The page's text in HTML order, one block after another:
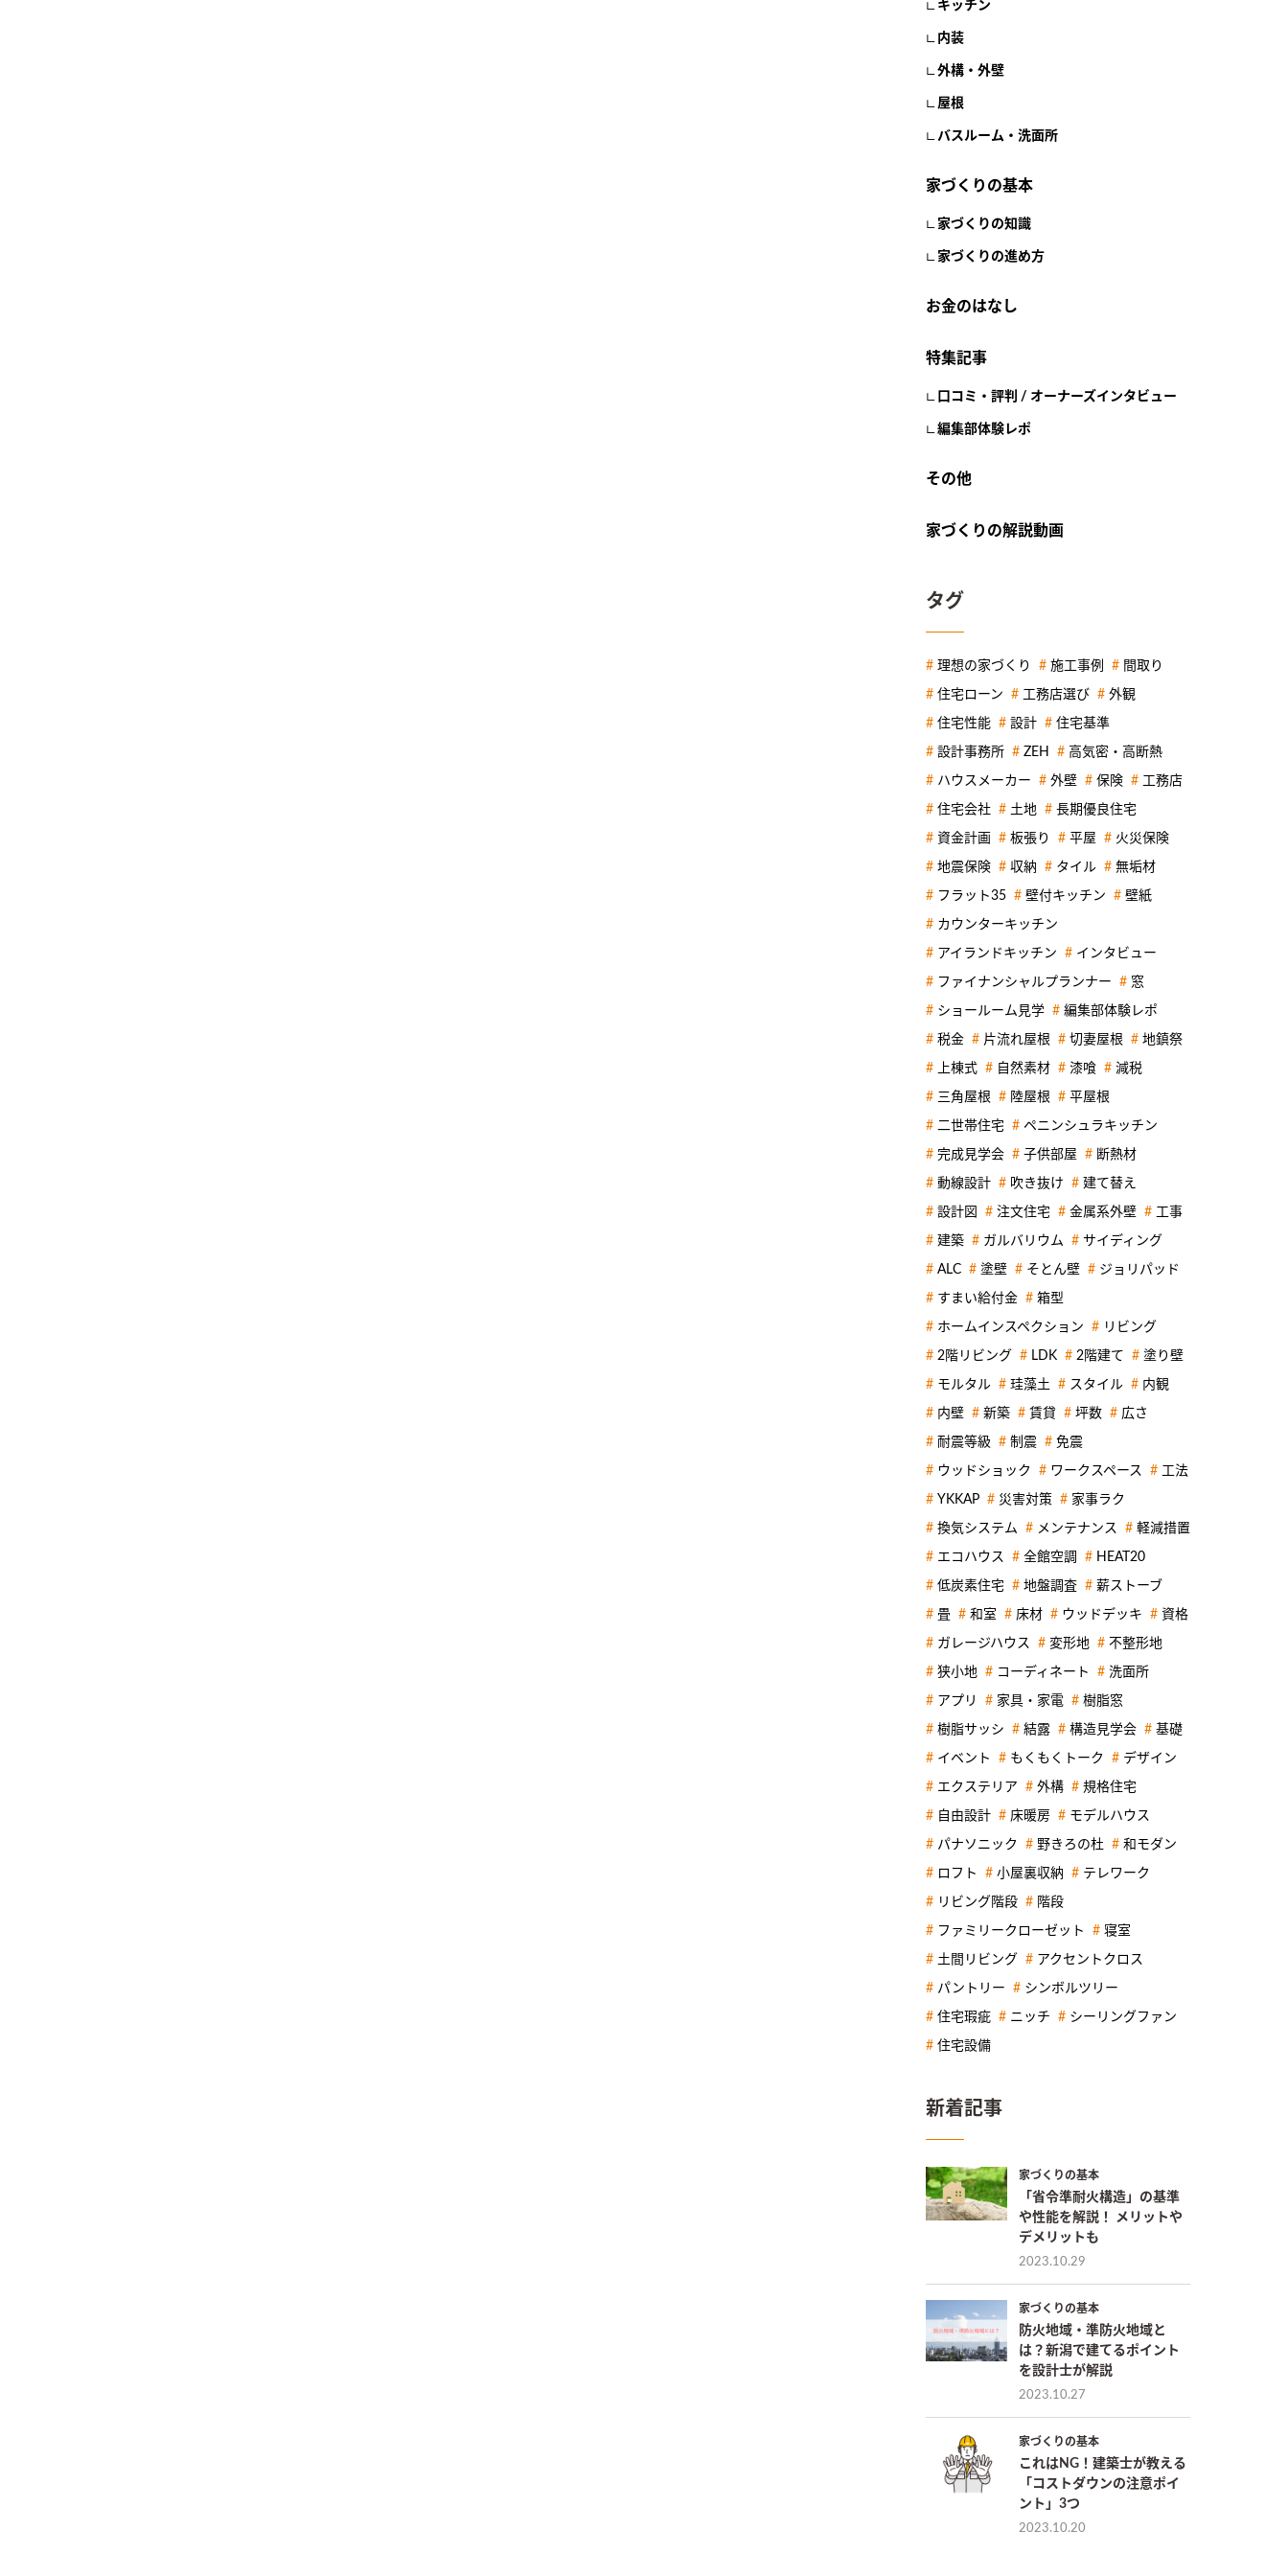
キッチン
内装
外構・外壁
屋根
バスルーム・洗面所
家づくりの基本
家づくりの知識
家づくりの進め方
お金のはなし
特集記事
口コミ・評判 / オーナーズインタビュー
編集部体験レポ
その他
家づくりの解説動画
タグ
理想の家づくり 施工事例 間取り
住宅ローン 工務店選び 外観
住宅性能 設計 住宅基準
設計事務所 ZEH 高気密・高断熱
ハウスメーカー 外壁 保険 工務店
住宅会社 土地 長期優良住宅
資金計画 板張り 平屋 火災保険
地震保険 収納 タイル 無垢材
フラット35 壁付キッチン 壁紙
カウンターキッチン
アイランドキッチン インタビュー
ファイナンシャルプランナー 窓
ショールーム見学 編集部体験レポ
税金 片流れ屋根 切妻屋根 地鎮祭
上棟式 自然素材 漆喰 減税
三角屋根 陸屋根 平屋根
二世帯住宅 ペニンシュラキッチン
完成見学会 子供部屋 断熱材
動線設計 吹き抜け 建て替え
設計図 注文住宅 金属系外壁 工事
建築 ガルバリウム サイディング
ALC 塗壁 そとん壁 ジョリパッド
すまい給付金 箱型
ホームインスペクション リビング
2階リビング LDK 2階建て 塗り壁
モルタル 珪藻土 スタイル 内観
内壁 新築 賃貸 坪数 広さ
耐震等級 制震 免震
ウッドショック ワークスペース 工法
YKKAP 災害対策 家事ラク
換気システム メンテナンス 軽減措置
エコハウス 全館空調 HEAT20
低炭素住宅 地盤調査 薪ストーブ
畳 和室 床材 ウッドデッキ 資格
ガレージハウス 変形地 不整形地
狭小地 コーディネート 洗面所
アプリ 家具・家電 樹脂窓
樹脂サッシ 結露 構造見学会 基礎
イベント もくもくトーク デザイン
エクステリア 外構 規格住宅
自由設計 床暖房 モデルハウス
パナソニック 野きろの杜 和モダン
ロフト 小屋裏収納 テレワーク
リビング階段 階段
ファミリークローゼット 寝室
土間リビング アクセントクロス
パントリー シンボルツリー
住宅瑕疵 ニッチ シーリングファン
住宅設備
新着記事
家づくりの基本
「省令準耐火構造」の基準
や性能を解説！ メリットや
デメリットも
2023.10.29
家づくりの基本
防火地域・準防火地域と
は？新潟で建てるポイント
を設計士が解説
2023.10.27
家づくりの基本
これはNG！建築士が教える
「コストダウンの注意ポイ
ント」3つ
2023.10.20